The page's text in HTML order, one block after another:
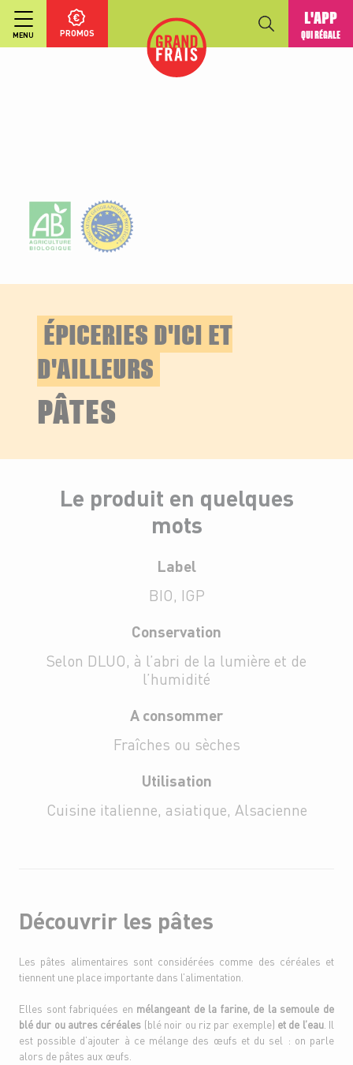
MENU PROMOS
L'APP
QUI RÉGALE
ÉPICERIES D'ICI ET
D'AILLEURS
PÂTES
Le produit en quelques
mots
Label
BIO, IGP
A consommer
Fraîches ou sèches
Conservation
Selon DLUO, à l’abri de la lumière et de
l’humidité
Utilisation
Cuisine italienne, asiatique, Alsacienne
Découvrir les pâtes
Les pâtes alimentaires sont considérées comme des céréales et
tiennent une place importante dans l’alimentation.
Elles sont fabriquées en mélangeant de la farine, de la semoule de
blé dur ou autres céréales (blé noir ou riz par exemple) et de l’eau. Il
est possible d’ajouter à ce mélange des œufs et du sel : on parle
alors de pâtes aux œufs.